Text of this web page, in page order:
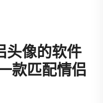
头像的软件
款匹配情侣